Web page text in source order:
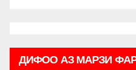
ДИФОО АЗ МАРЗИ